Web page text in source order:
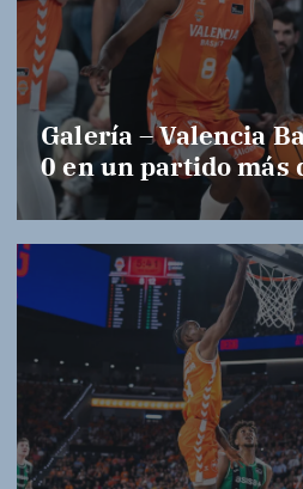
Galería – Valencia
0 en un partido más